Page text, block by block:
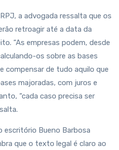
a advogada ressalta que os
retroagir até a data da
“As empresas podem, desde
os sobre as bases
compensar de tudo aquilo que
majoradas, com juros e
“cada caso precisa ser
escritório Bueno Barbosa
que o texto legal é claro ao